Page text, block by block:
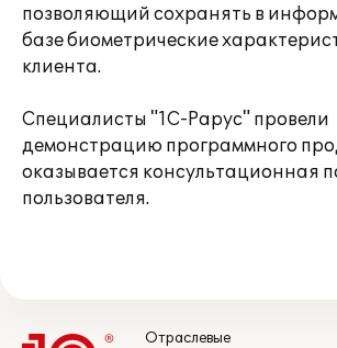
позволяющий сохранять в
базе биометрические
клиента.
Специалисты "1С-Рарус" провели
демонстрацию программного
оказывается консультационная
пользователя.
Отраслевые